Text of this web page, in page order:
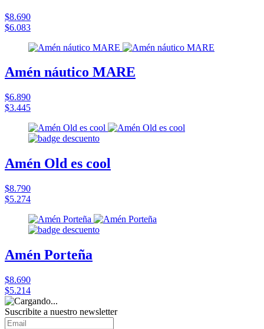
$8.690
$6.083
Amén náutico MARE
$6.890
$3.445
Amén Old es cool
$8.790
$5.274
Amén Porteña
$8.690
$5.214
Suscribite a nuestro newsletter